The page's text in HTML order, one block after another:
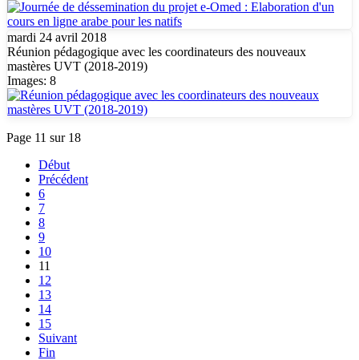
mardi 24 avril 2018
Réunion pédagogique avec les coordinateurs des nouveaux
mastères UVT (2018-2019)
Images: 8
Page 11 sur 18
Début
Précédent
6
7
8
9
10
11
12
13
14
15
Suivant
Fin